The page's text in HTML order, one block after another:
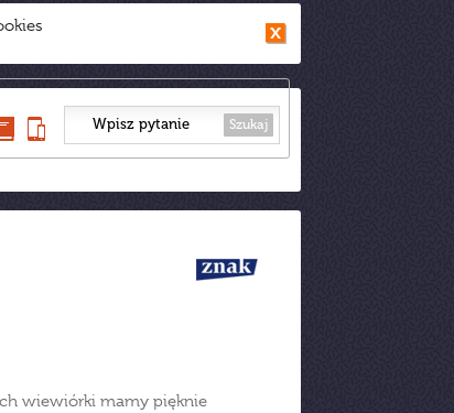
Szukaj
wiewiórki mamy pięknie